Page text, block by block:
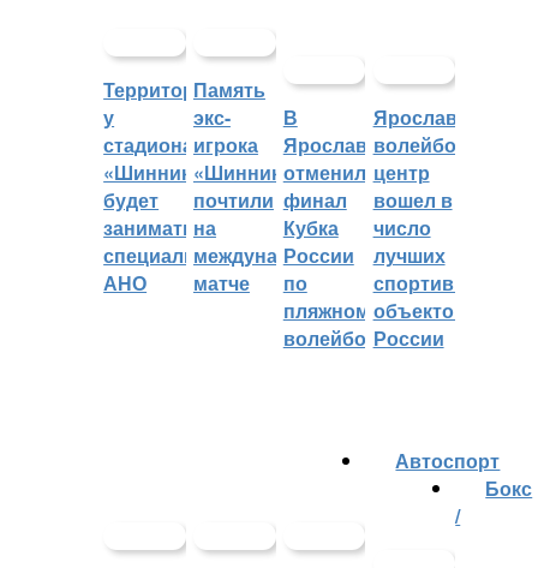
Территорией
у
стадиона
«Шинник»
будет
заниматься
специальное
АНО
Память
экс-
игрока
«Шинника»
почтили
на
международном
матче
В
Ярославле
отменили
финал
Кубка
России
по
пляжному
волейболу
Ярославский
волейбольный
центр
вошел в
число
лучших
спортивных
объектов
России
Автоспорт
Бокс
/